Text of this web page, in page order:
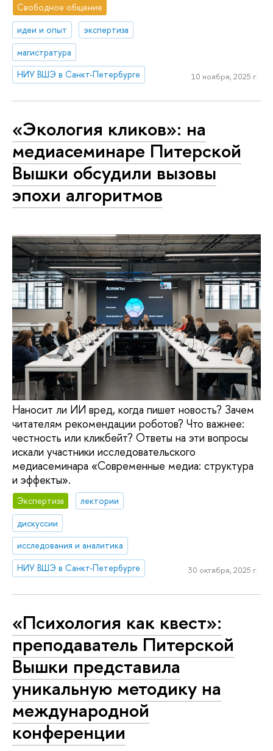
Свободное общение
идеи и опыт
экспертиза
магистратура
НИУ ВШЭ в Санкт-Петербурге
10 ноября, 2025 г.
«Экология кликов»: на
медиасеминаре Питерской
Вышки обсудили вызовы
эпохи алгоритмов
Наносит ли ИИ вред, когда пишет новость? Зачем
читателям рекомендации роботов? Что важнее:
честность или кликбейт? Ответы на эти вопросы
искали участники исследовательского
медиасеминара «Современные медиа: структура
и эффекты».
Экспертиза
лектории
дискуссии
исследования и аналитика
НИУ ВШЭ в Санкт-Петербурге
30 октября, 2025 г.
«Психология как квест»:
преподаватель Питерской
Вышки представила
уникальную методику на
международной
конференции